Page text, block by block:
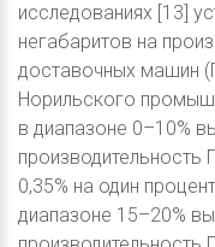
исследованиях [13]
негабаритов на
доставочных машин
Норильского
в диапазоне 0–10%
0,35% на один
диапазоне 15–20%